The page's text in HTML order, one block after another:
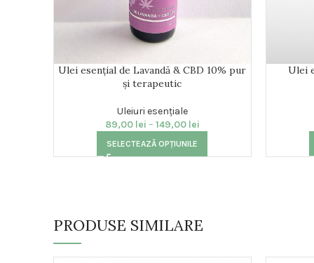
Ulei esențial de Lavandă & CBD 10% pur
și terapeutic
Uleiuri esențiale
89,00 lei – 149,00 lei
SELECTEAZĂ OPȚIUNILE
Ulei
PRODUSE SIMILARE